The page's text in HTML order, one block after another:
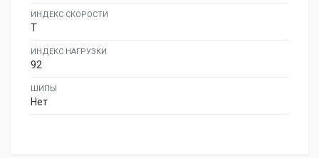
ИНДЕКС СКОРОСТИ
T
ИНДЕКС НАГРУЗКИ
92
ШИПЫ
Нет